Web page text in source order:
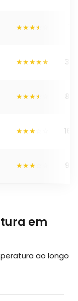
33
87
165
92
em
ao longo